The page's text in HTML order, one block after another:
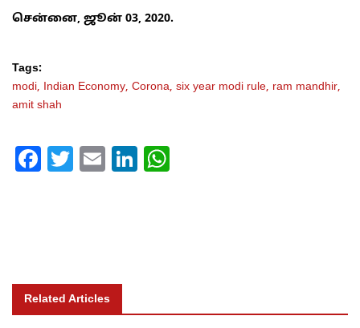
சென்னை, ஜூன் 03, 2020.
Tags:
modi, Indian Economy, Corona, six year modi rule, ram mandhir,
amit shah
Facebook
Twitter
EmailLinkedIn
Related Articles